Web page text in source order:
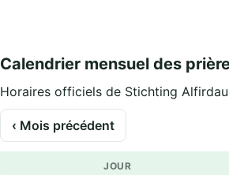
Calendrier mensuel des
Horaires officiels de Stichting
‹ Mois précédent
JOUR